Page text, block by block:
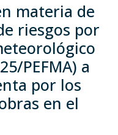
materia de
riesgos por
PEFMA) a
por los
en el